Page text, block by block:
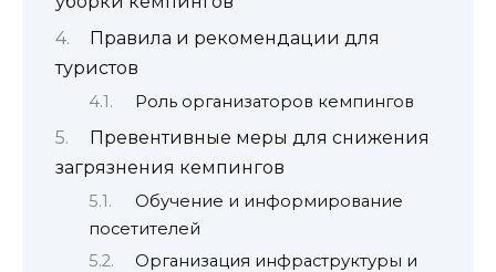
Правила и рекомендации для
туристов
Роль организаторов кемпингов
Превентивные меры для снижения
загрязнения кемпингов
Обучение и информирование
посетителей
Организация инфраструктуры и